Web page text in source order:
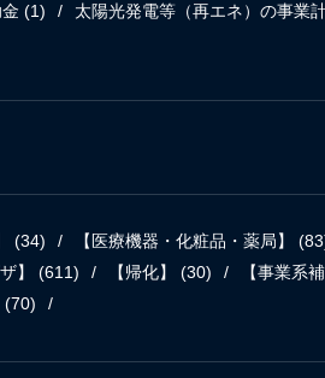
(1) 太陽光発電等（再エネ）の事業
(34) 【医療機器・化粧品・薬局】
】 (611) 【帰化】 (30) 【事業系
(70)